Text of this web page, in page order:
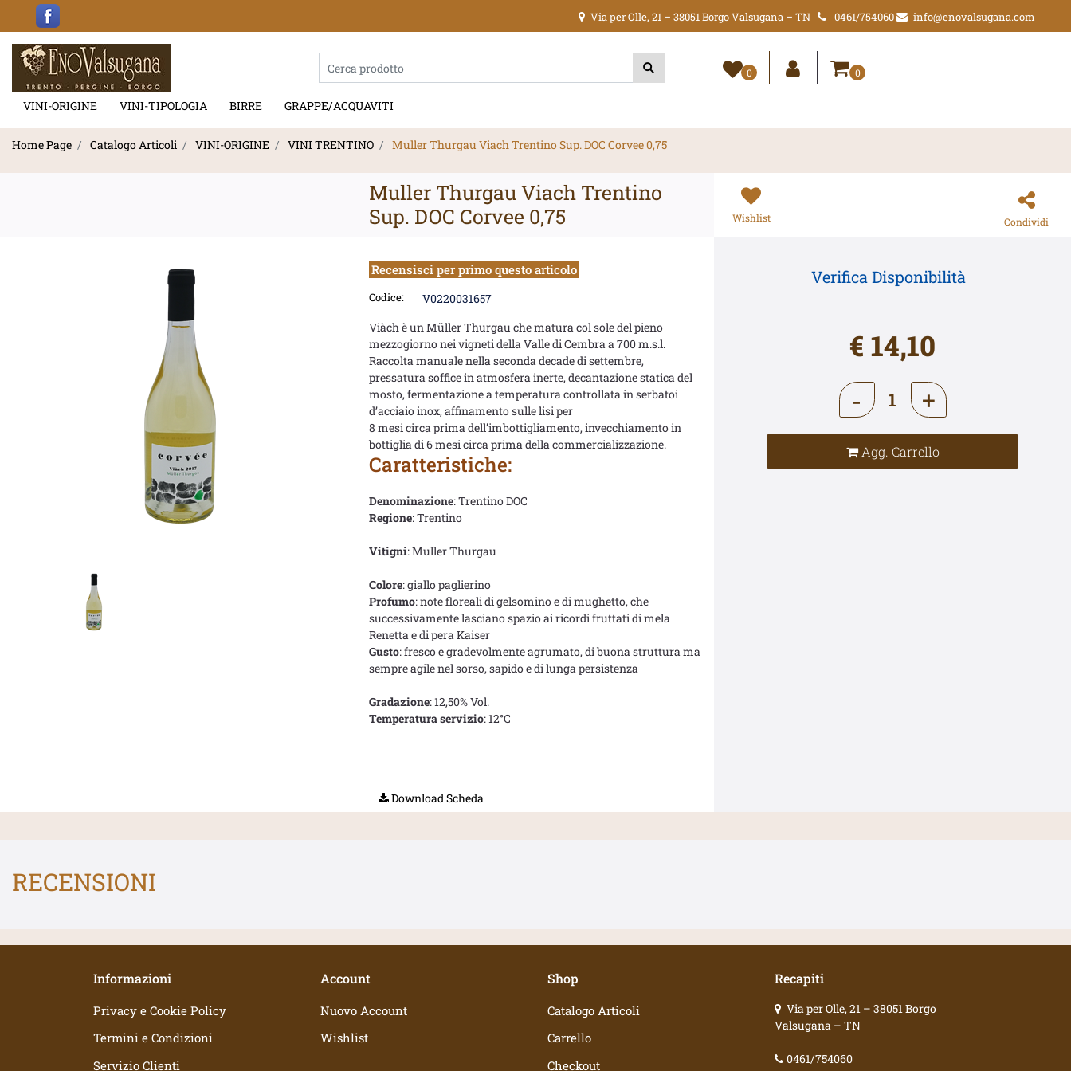
Via per Olle, 21 – 38051 Borgo Valsugana – TN 0461/754060 info@enovalsugana.com
VINI-ORIGINE VINI-TIPOLOGIA BIRRE GRAPPE/ACQUAVITI
La modifica di un filtro aggiorna automaticamente gli altri filtri disponibili.
0 0
Home Page Catalogo Articoli VINI-ORIGINE VINI TRENTINO Muller Thurgau Viach Trentino Sup. DOC Corvee 0,75
Muller Thurgau Viach Trentino
Sup. DOC Corvee 0,75
Recensisci per primo questo articolo
Codice:
V0220031657
Viàch è un Müller Thurgau che matura col sole del pieno
mezzogiorno nei vigneti della Valle di Cembra a 700 m.s.l.
Raccolta manuale nella seconda decade di settembre,
pressatura soffice in atmosfera inerte, decantazione statica del
mosto, fermentazione a temperatura controllata in serbatoi
d’acciaio inox, affinamento sulle lisi per
8 mesi circa prima dell’imbottigliamento, invecchiamento in
bottiglia di 6 mesi circa prima della commercializzazione.
Caratteristiche:
Denominazione: Trentino DOC
Regione: Trentino
Vitigni: Muller Thurgau
Colore: giallo paglierino
Profumo: note floreali di gelsomino e di mughetto, che
successivamente lasciano spazio ai ricordi fruttati di mela
Renetta e di pera Kaiser
Gusto: fresco e gradevolmente agrumato, di buona struttura ma
sempre agile nel sorso, sapido e di lunga persistenza
Gradazione: 12,50% Vol.
Temperatura servizio: 12°C
Download Scheda
Wishlist Condividi
Verifica Disponibilità
€ 14,10
Agg. Carrello
RECENSIONI
Informazioni
Privacy e Cookie Policy
Termini e Condizioni
Servizio Clienti
Account
Nuovo Account
Wishlist
Shop
Catalogo Articoli
Carrello
Checkout
Recapiti
Via per Olle, 21 – 38051 Borgo
Valsugana – TN
0461/754060